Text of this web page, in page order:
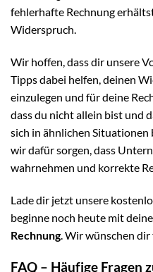
fehlerhafte Rechnung
Widerspruch.
Wir hoffen, dass dir unsere
Tipps dabei helfen, deinen
einzulegen und für deine
dass du nicht allein bist und
sich in ähnlichen Situationen
wir dafür sorgen, dass
wahrnehmen und korrekte
Lade dir jetzt unsere
beginne noch heute mit
Rechnung. Wir wünschen dir
FAQ – Häufige Fragen